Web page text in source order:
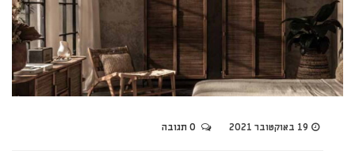
19 באוקטובר 2021